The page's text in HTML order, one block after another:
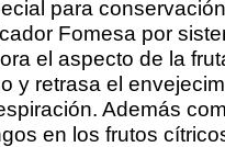
para
Fomesa por
el aspecto de la
y retrasa el
Además
en los frutos